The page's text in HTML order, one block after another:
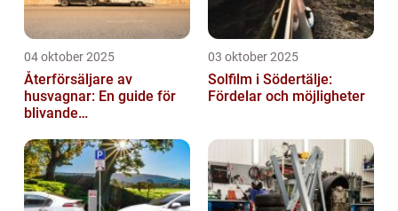
04 oktober 2025
Återförsäljare av
husvagnar: En guide för
blivande
03 oktober 2025
Solfilm i Södertälje:
Fördelar och möjligheter